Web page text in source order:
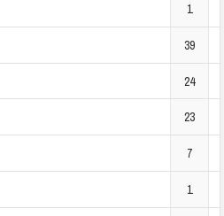
1
39
24
23
7
1